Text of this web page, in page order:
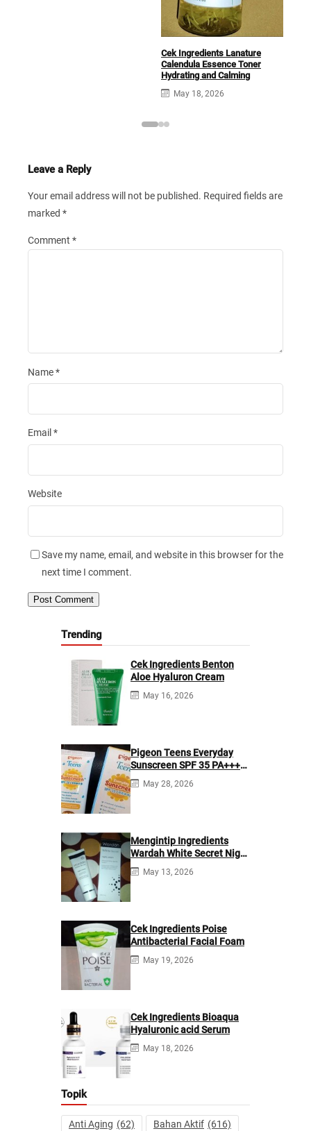
Cek Ingredients Lanature
Calendula Essence Toner
Hydrating and Calming
May 18, 2026
Leave a Reply
Your email address will not be published. Required fields are
marked *
Comment *
Name*
Email *
Website
Save my name, email, and website in this browser for the
next time I comment.
Trending
Cek Ingredients Benton
Aloe Hyaluron Cream
May 16, 2026
Pigeon Teens Everyday
Sunscreen SPF 35 PA+++
Ingredients
May 28, 2026
Mengintip Ingredients
Wardah White Secret Night
Cream
May 13, 2026
Cek Ingredients Poise
Antibacterial Facial Foam
May 19, 2026
Cek Ingredients Bioaqua
Hyaluronic acid Serum
May 18, 2026
Topik
Anti Aging (62) Bahan Aktif (616)